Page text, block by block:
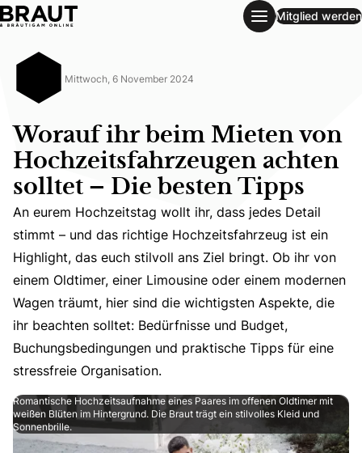
Worauf ihr beim Mieten von Hochzeitsfahrzeugen achten
Mitglied werden
Mittwoch, 6 November 2024
Worauf ihr beim Mieten von
Hochzeitsfahrzeugen achten
solltet – Die besten Tipps
An eurem Hochzeitstag wollt ihr, dass jedes Detail
An eurem Hochzeitstag wollt ihr, dass jedes Detail
stimmt – und das richtige Hochzeitsfahrzeug ist ein
Highlight, das euch stilvoll ans Ziel bringt. Ob ihr von
einem Oldtimer, einer Limousine oder einem modernen
Wagen träumt, hier sind die wichtigsten Aspekte, die
ihr beachten solltet: Bedürfnisse und Budget,
Buchungsbedingungen und praktische Tipps für eine
stressfreie Organisation.
Romantische Hochzeitsaufnahme eines Paares im offenen Oldtimer mit
weißen Blüten im Hintergrund. Die Braut trägt ein stilvolles Kleid und
Sonnenbrille.